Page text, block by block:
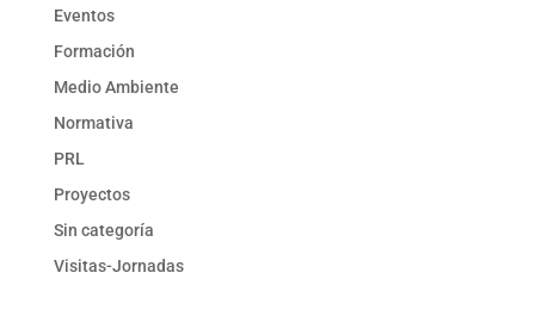
Eventos
Formación
Medio Ambiente
Normativa
PRL
Proyectos
Sin categoría
Visitas-Jornadas